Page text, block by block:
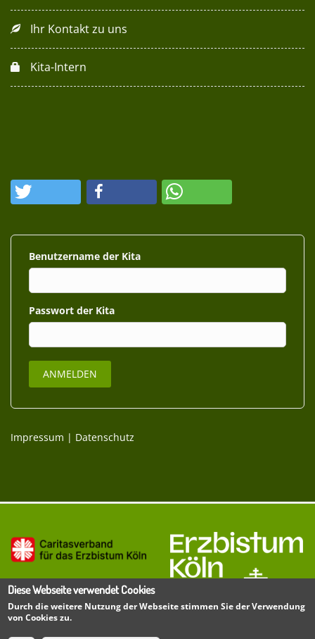
Ihr Kontakt zu uns
Kita-Intern
Benutzername
Passwort
Impressum | Datenschutz
Diese Webseite verwendet Cookies
Durch die weitere Nutzung der Webseite stimmen Sie der Verwendung
von Cookies zu.